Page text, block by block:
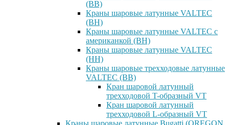
(ВВ)
Краны шаровые латунные VALTEC
(ВН)
Краны шаровые латунные VALTEC с
американкой (ВН)
Краны шаровые латунные VALTEC
(НН)
Краны шаровые трехходовые латунные
VALTEC (ВВ)
Кран шаровой латунный
трехходовой T-образный VT
Кран шаровой латунный
трехходовой L-образный VT
Краны шаровые латунные Bugatti (OREGON